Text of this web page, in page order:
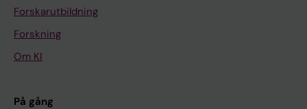
Forskarutbildning
Forskning
Om KI
På gång